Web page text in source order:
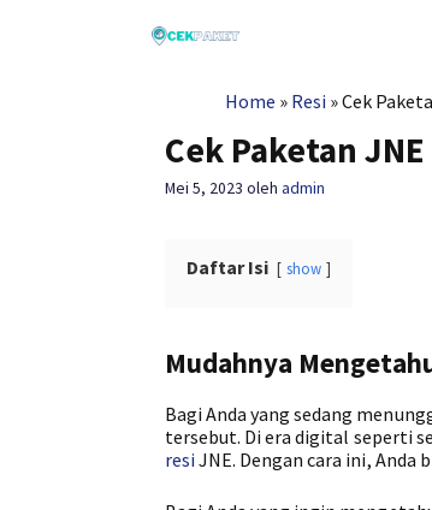
Home » Resi »Cek
Cek Paketan
Mei 5, 2023 oleh admin
Daftar Isi show
Mudahnya
Bagi Anda yang sedang
tersebut. Di era digital seperti
resi JNE. Dengan cara ini,